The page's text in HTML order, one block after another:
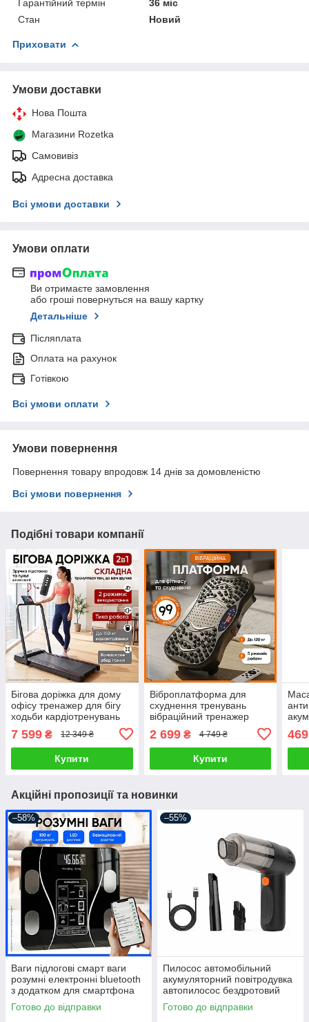
Гарантійний термін
36 міс
Стан
Новий
Приховати
Умови доставки
Нова Пошта
Магазини Rozetka
Самовивіз
Адресна доставка
Всі умови доставки
Умови оплати
Ви отримаєте замовлення
або гроші повернуться на вашу картку
Детальніше
Післяплата
Оплата на рахунок
Готівкою
Всі умови оплати
Умови повернення
Повернення товару впродовж 14 днів за домовленістю
Всі умови повернення
Подібні товари компанії
Бігова доріжка для дому
офісу тренажер для бігу
ходьби кардіотренувань
килимок з
дисплеєм пультом
7 599 ₴ 12 349 ₴
Купити
Віброплатформа для
схуднення тренувань
вібраційний тренажер
фітнесу схуднення та
зміцнення м'язів
2 699₴ 4 749 ₴
Купити
469
Акційні пропозиції та новинки
–58%
Ваги підлогові смарт ваги
розумні електронні bluetooth
з додатком для смартфона
для дому
Готово до відправки
–55%
Пилосос автомобільний
акумуляторний повітродувка
автопилосос бездротовий
портативний ручний для
сухого прибирання міні
Готово до відправки